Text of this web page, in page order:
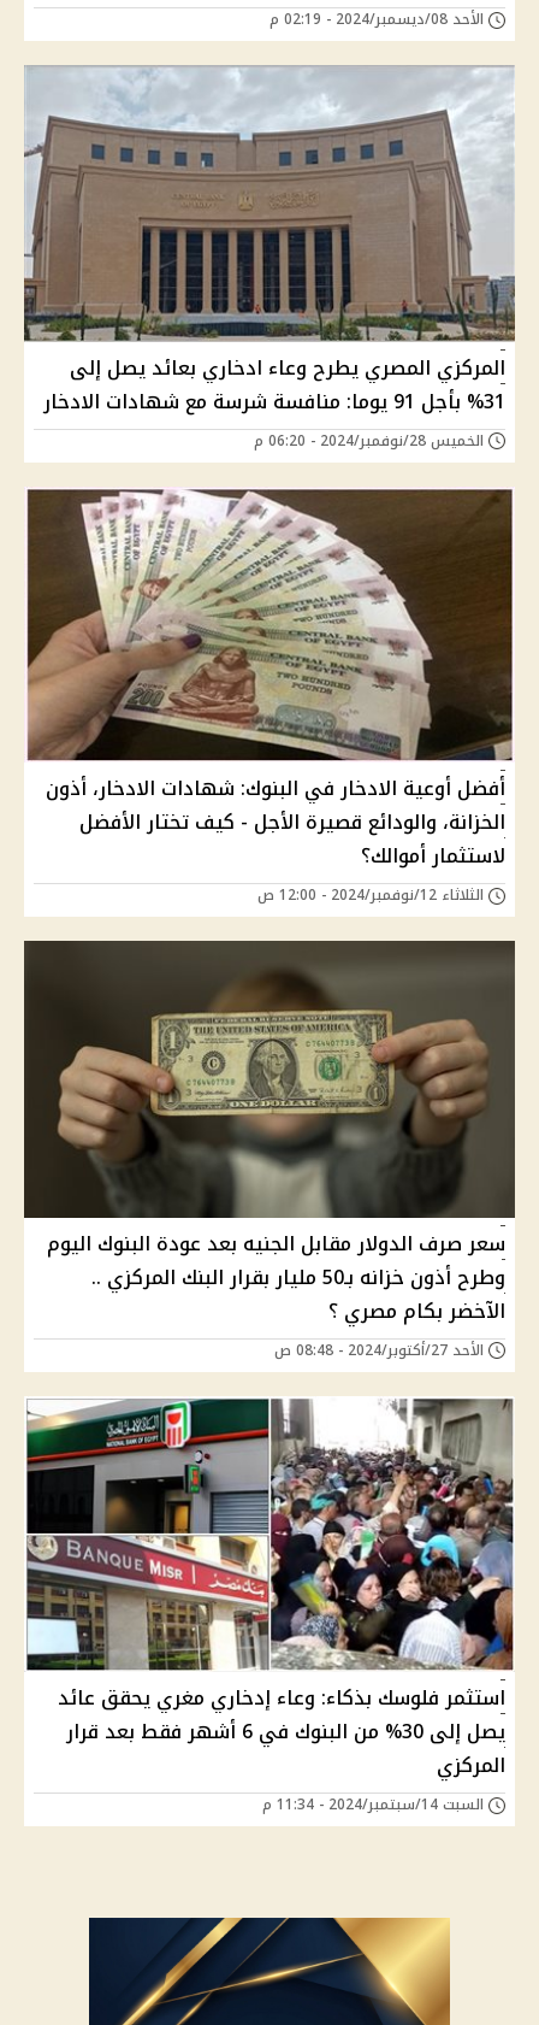
الأحد 08/ديسمبر/2024 - 02:19 م
المركزي المصري يطرح وعاء ادخاري بعائد يصل إلى
31% بأجل 91 يوما: منافسة شرسة مع شهادات الادخار
الخميس 28/نوفمبر/2024 - 06:20 م
أفضل أوعية الادخار في البنوك: شهادات الادخار، أذون
الخزانة، والودائع قصيرة الأجل - كيف تختار الأفضل
لاستثمار أموالك؟
الثلاثاء 12/نوفمبر/2024 - 12:00 ص
سعر صرف الدولار مقابل الجنيه بعد عودة البنوك اليوم
وطرح أذون خزانه بـ50 مليار بقرار البنك المركزي ..
الآخضر بكام مصري ؟
الأحد 27/أكتوبر/2024 - 08:48 ص
استثمر فلوسك بذكاء: وعاء إدخاري مغري يحقق عائد
يصل إلى 30% من البنوك في 6 أشهر فقط بعد قرار
المركزي
السبت 14/سبتمبر/2024 - 11:34 م